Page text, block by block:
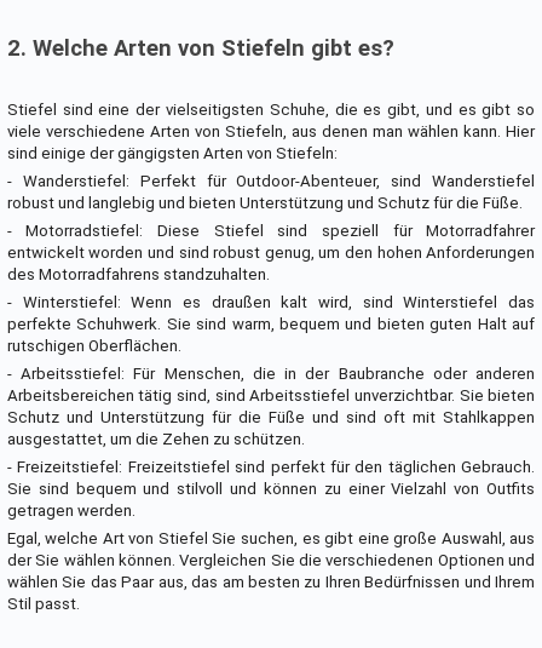
2. Welche Arten von Stiefeln gibt es?
Stiefel sind eine der vielseitigsten Schuhe, die es gibt, und es gibt so
viele verschiedene Arten von Stiefeln, aus denen man wählen kann. Hier
sind einige der gängigsten Arten von Stiefeln:
- Wanderstiefel: Perfekt für Outdoor-Abenteuer, sind Wanderstiefel
robust und langlebig und bieten Unterstützung und Schutz für die Füße.
- Motorradstiefel: Diese Stiefel sind speziell für Motorradfahrer
entwickelt worden und sind robust genug, um den hohen Anforderungen
des Motorradfahrens standzuhalten.
- Winterstiefel: Wenn es draußen kalt wird, sind Winterstiefel das
perfekte Schuhwerk. Sie sind warm, bequem und bieten guten Halt auf
rutschigen Oberflächen.
- Arbeitsstiefel: Für Menschen, die in der Baubranche oder anderen
Arbeitsbereichen tätig sind, sind Arbeitsstiefel unverzichtbar. Sie bieten
Schutz und Unterstützung für die Füße und sind oft mit Stahlkappen
ausgestattet, um die Zehen zu schützen.
- Freizeitstiefel: Freizeitstiefel sind perfekt für den täglichen Gebrauch.
Sie sind bequem und stilvoll und können zu einer Vielzahl von Outfits
getragen werden.
Egal, welche Art von Stiefel Sie suchen, es gibt eine große Auswahl, aus
der Sie wählen können. Vergleichen Sie die verschiedenen Optionen und
wählen Sie das Paar aus, das am besten zu Ihren Bedürfnissen und Ihrem
Stil passt.